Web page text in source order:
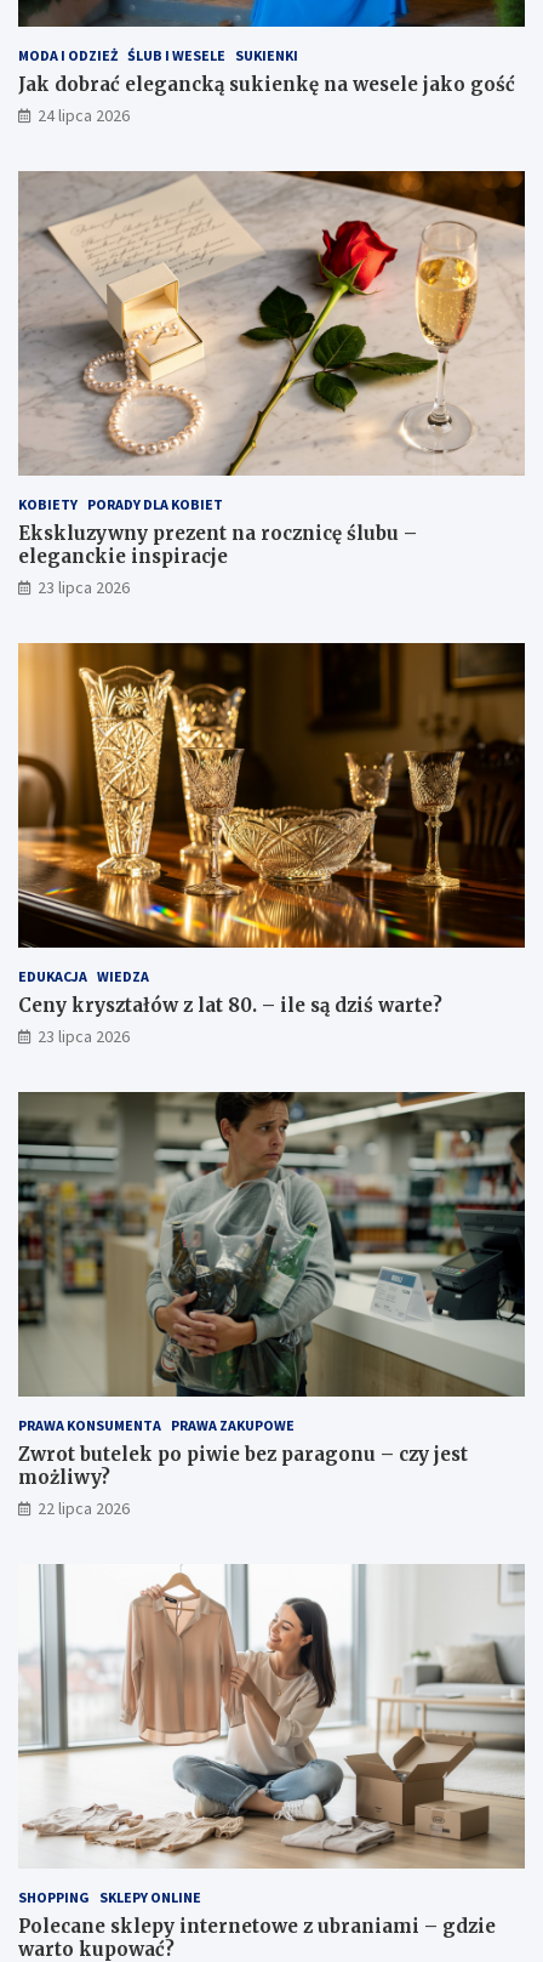
MODA I ODZIEŻ ŚLUB I WESELE SUKIENKI
Jak dobrać elegancką sukienkę na wesele jako gość
24 lipca 2026
KOBIETY PORADY DLA KOBIET
Ekskluzywny prezent na rocznicę ślubu –
eleganckie inspiracje
23 lipca 2026
EDUKACJA WIEDZA
Ceny kryształów z lat 80. – ile są dziś warte?
23 lipca 2026
PRAWA KONSUMENTA PRAWA ZAKUPOWE
Zwrot butelek po piwie bez paragonu – czy jest
możliwy?
22 lipca 2026
SHOPPING SKLEPY ONLINE
Polecane sklepy internetowe z ubraniami – gdzie
warto kupować?